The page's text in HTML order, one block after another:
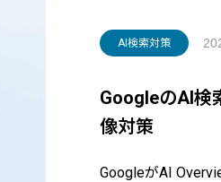
AI検索対策
GoogleのAI検
像対策
GoogleがAI